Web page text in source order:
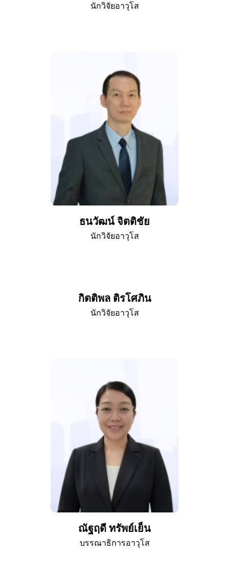
นักวิจัยอาวุโส
ธนวัฒน์ จิตติชัย
นักวิจัยอาวุโส
กิตติพล ติรโศภิน
นักวิจัยอาวุโส
ณัฐฤดี ทรัพย์เย็น
บรรณาธิการอาวุโส